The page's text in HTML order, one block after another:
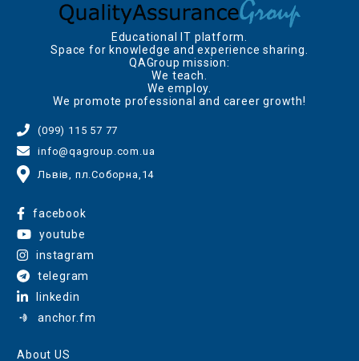
Educational IT platform.
Space for knowledge and experience sharing.
QAGroup mission:
We teach.
We employ.
We promote professional and career growth!
(099) 115 57 77
info@qagroup.com.ua
Львів, пл.Соборна,14
facebook
youtube
instagram
telegram
linkedin
anchor.fm
About US